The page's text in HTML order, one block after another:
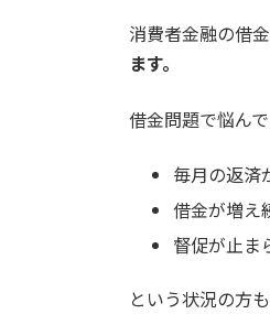
:
消費者金融の借
ます。
借金問題で悩ん
毎月の返済
借金が増え
督促が止ま
という状況の方